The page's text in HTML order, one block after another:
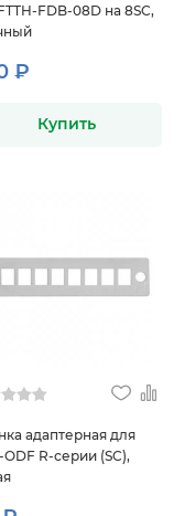
FDB-08D на 8SC,
₽
Купить
адаптерная для
ODF R-серии (SC),